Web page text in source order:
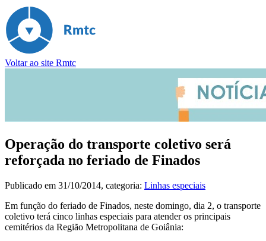
Voltar ao site Rmtc
Operação do transporte coletivo será
reforçada no feriado de Finados
Publicado em 31/10/2014, categoria: Linhas especiais
Em função do feriado de Finados, neste domingo, dia 2, o transporte
coletivo terá cinco linhas especiais para atender os principais
cemitérios da Região Metropolitana de Goiânia: